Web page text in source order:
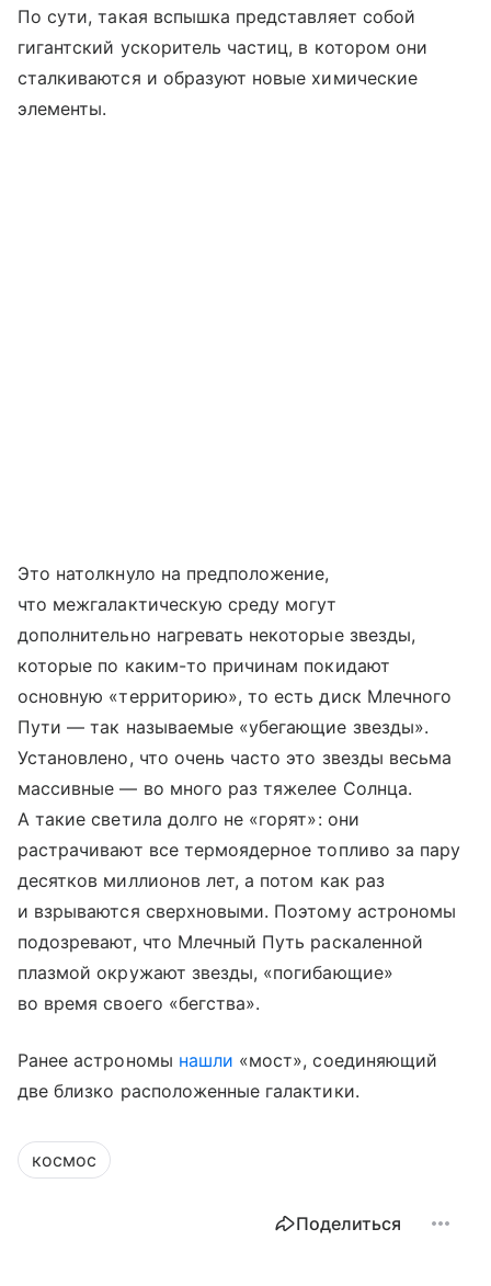
По сути, такая вспышка представляет собой
гигантский ускоритель частиц, в котором они
сталкиваются и образуют новые химические
элементы.
Это натолкнуло на предположение,
что межгалактическую среду могут
дополнительно нагревать некоторые звезды,
которые по каким-то причинам покидают
основную «территорию», то есть диск Млечного
Пути — так называемые «убегающие звезды».
Установлено, что очень часто это звезды весьма
массивные — во много раз тяжелее Солнца.
А такие светила долго не «горят»: они
растрачивают все термоядерное топливо за пару
десятков миллионов лет, а потом как раз
и взрываются сверхновыми. Поэтому астрономы
подозревают, что Млечный Путь раскаленной
плазмой окружают звезды, «погибающие»
во время своего «бегства».
Ранее астрономы нашли «мост», соединяющий
две близко расположенные галактики.
космос
Поделиться